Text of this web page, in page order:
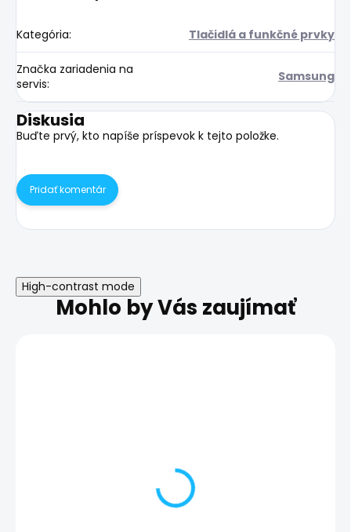
Kategória: Tlačidlá a funkčné prvky
Značka zariadenia na
servis: Samsung
Diskusia
Buďte prvý, kto napíše príspevok k tejto položke.
Pridať komentár
High-contrast mode
Mohlo by Vás zaujímať
Nefunkčné tlačidlá